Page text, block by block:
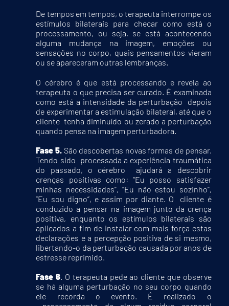
De tempos em tempos, o terapeuta interrompe os
estímulos bilaterais para checar como está o
processamento, ou seja, se está acontecendo
alguma mudança na imagem, emoções ou
sensações no corpo, quais pensamentos vieram
ou se apareceram outras lembranças.
O cérebro é que está processando e revela ao
terapeuta o que precisa ser curado. É examinada
como está a intensidade da perturbação depois
de experimentar a estimulação bilateral, até que o
cliente tenha diminuído ou zerado a perturbação
quando pensa na imagem perturbadora.
Fase 5. São descobertas novas formas de pensar.
Tendo sido processada a experiência traumática
do passado, o cérebro ajudará a descobrir
crenças positivas como: “Eu posso satisfazer
minhas necessidades”, “Eu não estou sozinho”,
“Eu sou digno”, e assim por diante. O cliente é
conduzido a pensar na imagem junto da crença
positiva, enquanto os estímulos bilaterais são
aplicados a fim de instalar com mais força estas
declarações e a percepção positiva de si mesmo,
libertando-o da perturbação causada por anos de
estresse reprimido.
Fase 6. O terapeuta pede ao cliente que observe
se há alguma perturbação no seu corpo quando
ele recorda o evento. É realizado o